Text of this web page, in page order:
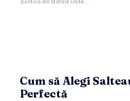
politică din Statele Unite...
Cum să Alegi
Perfectă